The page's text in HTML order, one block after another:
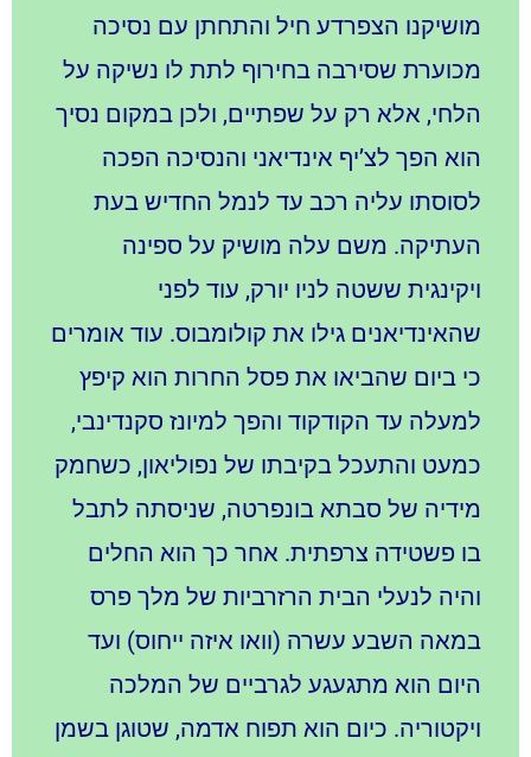
מושיקנו הצפרדע חיל והתחתן עם נסיכה
מכוערת שסירבה בחירוף לתת לו נשיקה על
הלחי, אלא רק על שפתיים, ולכן במקום נסיך
הוא הפך לצ’יף אינדיאני והנסיכה הפכה
לסוסתו עליה רכב עד לנמל החדיש בעת
העתיקה. משם עלה מושיק על ספינה
ויקינגית ששטה לניו יורק, עוד לפני
שהאינדיאנים גילו את קולומבוס. עוד אומרים
כי ביום שהביאו את פסל החרות הוא קיפץ
למעלה עד הקודקוד והפך למיונז סקנדינבי,
כמעט והתעכל בקיבתו של נפוליאון, כשחמק
מידיה של סבתא בונפרטה, שניסתה לתבל
בו פשטידה צרפתית. אחר כך הוא החלים
והיה לנעלי הבית הרזרביות של מלך פרס
במאה השבע עשרה (וואו איזה ייחוס) ועד
היום הוא מתגעגע לגרביים של המלכה
ויקטוריה. כיום הוא תפוח אדמה, שטוגן בשמן